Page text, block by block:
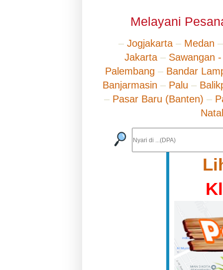
Melayani
–Jogjakarta – Medan
Jakarta – Sawangan
Palembang – Bandar
Banjarmasin – Palu –
– Pasar Baru (Banten) –
Natal